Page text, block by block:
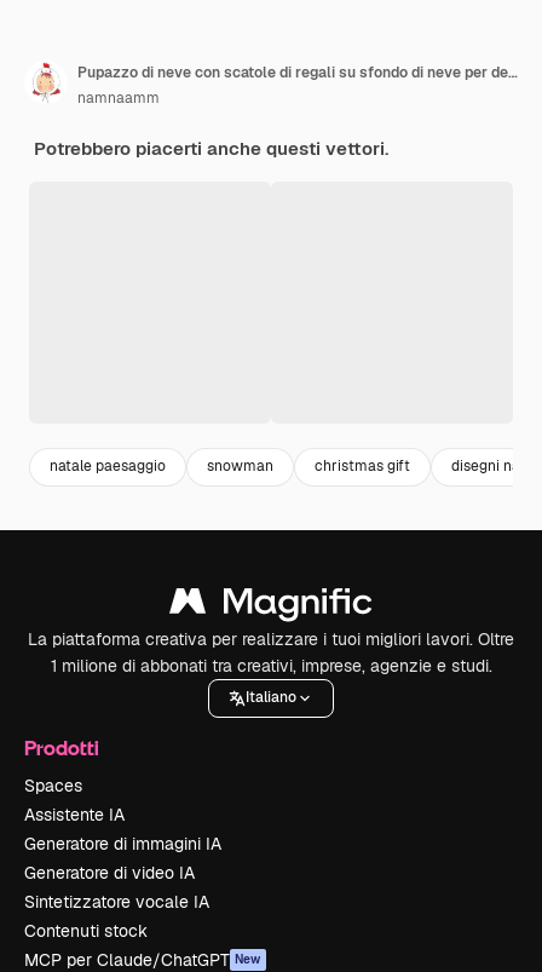
Pupazzo di neve con scatole di regali su sfondo di neve per decorare le carte.
namnaamm
Potrebbero piacerti anche questi vettori.
natale paesaggio snowman christmas gift disegni
La piattaforma creativa per realizzare i tuoi migliori lavori. Oltre
1 milione di abbonati tra creativi, imprese, agenzie e studi.
Italiano
Prodotti
Spaces
Assistente IA
Generatore di immagini IA
Generatore di video IA
Sintetizzatore vocale IA
Contenuti stock
MCP per Claude/ChatGPT New